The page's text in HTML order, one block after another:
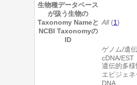
生物種データベース
が扱う生物の
Taxonomy Nameと
NCBI Taxonomyの
ID
All(1)
ゲノム/遺
cDNA/EST
遺伝的多様
エピジェネ
DNA